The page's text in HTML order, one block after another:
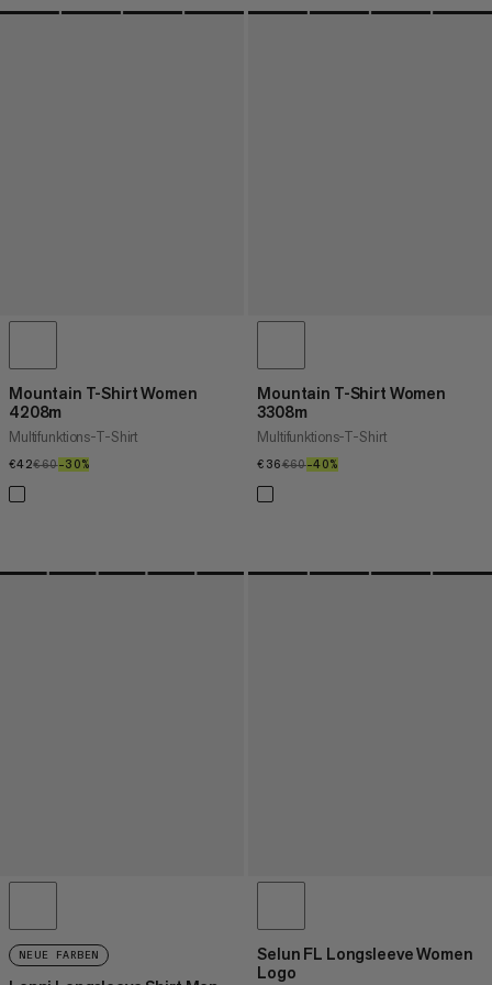
Mountain T-Shirt Women
4208m
Multifunktions-T-Shirt
€42€42
€60€60
–30%
Mountain T-Shirt Women
3308m
Multifunktions-T-Shirt
€36€36
€60€60
–40%
NEUE FARBEN
Selun FL Longsleeve Women
Logo